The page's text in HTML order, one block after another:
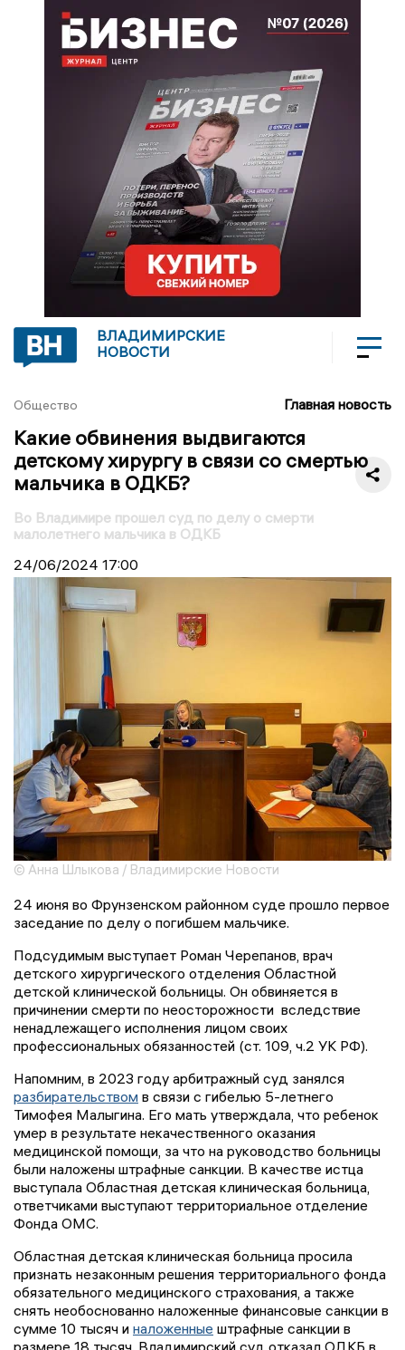
ВЛАДИМИРСКИЕ
НОВОСТИ
Общество Главная новость
Какие обвинения выдвигаются
детскому хирургу в связи со смертью
мальчика в ОДКБ?
Во Владимире прошел суд по делу о смерти
малолетнего мальчика в ОДКБ
24/06/2024 17:00
© Анна Шлыкова / Владимирские Новости
24 июня во Фрунзенском районном суде прошло первое
заседание по делу о погибшем мальчике.
Подсудимым выступает Роман Черепанов, врач
детского хирургического отделения Областной
детской клинической больницы. Он обвиняется в
причинении смерти по неосторожности вследствие
ненадлежащего исполнения лицом своих
профессиональных обязанностей (ст. 109, ч.2 УК РФ).
Напомним, в 2023 году арбитражный суд занялся
разбирательством в связи с гибелью 5-летнего
Тимофея Малыгина. Его мать утверждала, что ребенок
умер в результате некачественного оказания
медицинской помощи, за что на руководство больницы
были наложены штрафные санкции. В качестве истца
выступала Областная детская клиническая больница,
ответчиками выступают территориальное отделение
Фонда ОМС.
Областная детская клиническая больница просила
признать незаконным решения территориального фонда
обязательного медицинского страхования, а также
снять необоснованно наложенные финансовые санкции в
сумме 10 тысяч и наложенные штрафные санкции в